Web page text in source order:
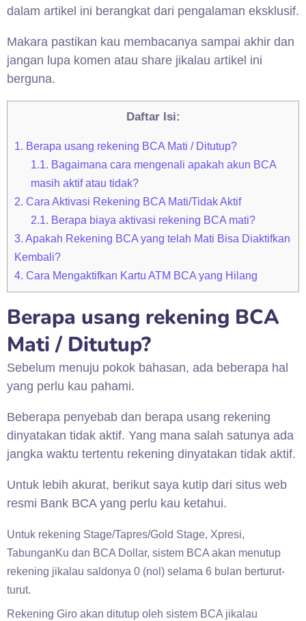
dalam artikel ini berangkat dari pengalaman eksklusif.
Makara pastikan kau membacanya sampai akhir dan
jangan lupa komen atau share jikalau artikel ini
berguna.
Daftar Isi:
1. Berapa usang rekening BCA Mati / Ditutup?
1.1. Bagaimana cara mengenali apakah akun BCA
masih aktif atau tidak?
2. Cara Aktivasi Rekening BCA Mati/Tidak Aktif
2.1. Berapa biaya aktivasi rekening BCA mati?
3. Apakah Rekening BCA yang telah Mati Bisa Diaktifkan
Kembali?
4. Cara Mengaktifkan Kartu ATM BCA yang Hilang
Berapa usang rekening BCA
Mati / Ditutup?
Sebelum menuju pokok bahasan, ada beberapa hal
yang perlu kau pahami.
Beberapa penyebab dan berapa usang rekening
dinyatakan tidak aktif. Yang mana salah satunya ada
jangka waktu tertentu rekening dinyatakan tidak aktif.
Untuk lebih akurat, berikut saya kutip dari situs web
resmi Bank BCA yang perlu kau ketahui.
Untuk rekening Stage/Tapres/Gold Stage, Xpresi,
TabunganKu dan BCA Dollar, sistem BCA akan menutup
rekening jikalau saldonya 0 (nol) selama 6 bulan berturut-
turut.
Rekening Giro akan ditutup oleh sistem BCA jikalau